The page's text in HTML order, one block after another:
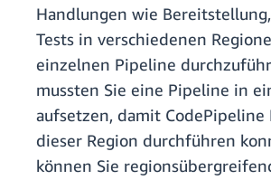
Handlungen wie
Tests in verschiedenen
einzelnen Pipeline
mussten Sie eine Pipeline in
aufsetzen, damit CodePipeline
dieser Region durchführen
können Sie